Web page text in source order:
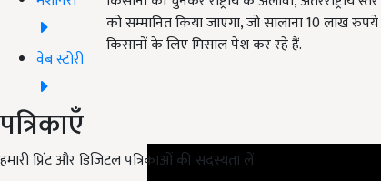
वेब स्टोरी
पत्रिकाएँ
हमारी प्रिंट और डिजिटल पत्रिकाओं की सदस्यता लें
को सम्मानित किया जाएगा, जो सालाना 10
किसानों के लिए मिसाल पेश कर रहे हैं.